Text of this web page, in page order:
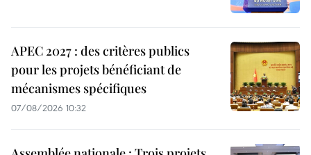
APEC 2027 : des critères publics
pour les projets bénéficiant de
mécanismes spécifiques
07/08/2026 10:32